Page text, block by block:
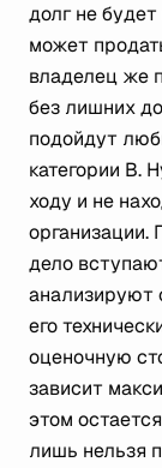
долг не
может
владелец же
без лишних
подойдут
категории В.
ходу и не
организации.
дело
анализируют
его
оценочную
зависит
этом
лишь нельзя